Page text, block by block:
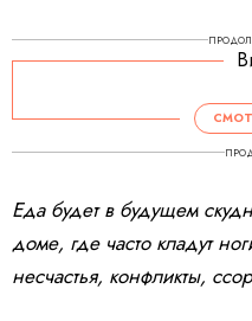
Еда будет в будущем
доме, где часто кладут
несчастья, конфликты,